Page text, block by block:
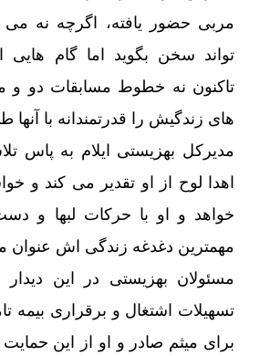
مربی حضور یافته، اگرچه نه
تواند سخن بگوید اما گام هایی
تاکنون نه خطوط مسابقات دو و
های زندگیش را قدرتمندانه با
مدیرکل بهزیستی ایلام به پاس
اهدا لوح از او تقدیر می کند و
خواهد و او با حرکات لبها و
مهمترین دغدغه زندگی اش عنوان
مسئولان بهزیستی در این
تسهیلات اشتغال و برقراری بیمه
برای میثم صادر و او از این